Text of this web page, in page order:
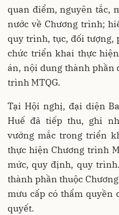
quan điểm, nguyên tắc,
nước về Chương trình;
quy trình, tục, đối tượng,
chức triển khai thực
án, nội dung thành phần
trình MTQG.
Tại Hội nghị, đại diện
Huế đã tiếp thu, ghi
vướng mắc trong triển
thực hiện Chương trình
mức, quy định, quy
thành phần thuộc
mưu cấp có thẩm quyền
quyết.